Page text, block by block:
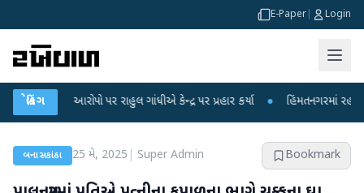
E-Paper Login
બ્રેકિંગ
લીકના આરોપો પર રાહુલ ગાંધીએ કેન્દ્ર પર પ્રહાર કર્યા ● હિંમતનગરમાં રહસ્યમય
બનાસકાંઠા 25 મે, 2025 Super Admin Bookmark